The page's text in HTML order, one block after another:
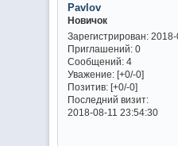
Pavlov
Новичок
Зарегистрирован:
Приглашений:0
Сообщений:4
Уважение: [+0/-0]
Позитив: [+0/-0]
Последний визит:
2018-08-11 23:54:30